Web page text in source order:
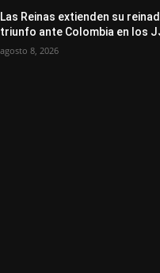
Las Reinas extienden su
triunfo ante Colombia en los
agosto 8, 2026